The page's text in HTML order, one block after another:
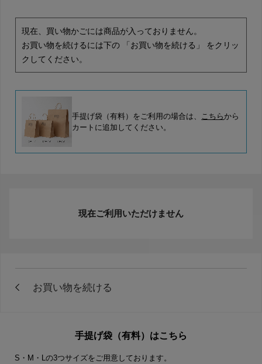
現在、買い物かごには商品が入っておりません。
お買い物を続けるには下の 「お買い物を続ける」 をクリッ
クしてください。
手提げ袋（有料）をご利用の場合は、 こちらから
カートに追加してください。
現在ご利用いただけません
手提げ袋（有料）はこちら
S・M・Lの3つサイズをご用意しております。